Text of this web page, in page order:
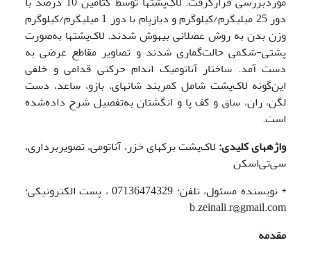
دوز ‌25 میلی­گرم/کیلوگرم و دیازپام با دوز 1 میلی­گرم/کیلوگرم
وزن بدن به روش عضلانی بیهوش شدند. لاک‌پشت­ها به‌صورت
پشتی-شکمی حالت‌گماری شدند و تصاویر مقاطع عرضی به
دست آمد. ساختار آناتومیک اندام حرکتی قدامی و خلفی
این‌گونه لاک‌پشت شامل کمربند شانه­ای، بازو، ساعد، دست
لگن، ران، ساق و کف پا و انگشتان به‌تفصیل شرح داده‌شده
است.
واژه­های کلیدی: لاک‌پشت برکه­ای خزر، آناتومی، تصویربرداری،
سی‌تی‌اسکن
* نویسنده مسئول، تلفن: 07136474329 ، پست الکترونیکی:
b.zeinali.r@gmail.com
مقدمه